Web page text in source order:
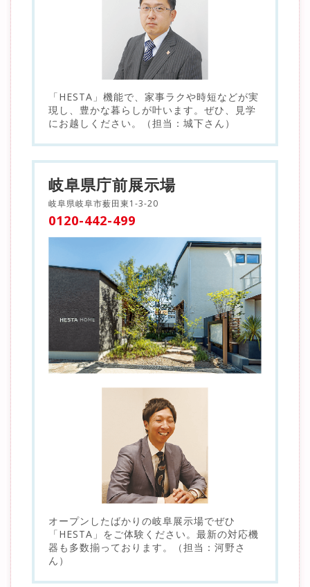
「HESTA」機能で、家事ラクや時短などが実
現し、豊かな暮らしが叶います。ぜひ、見学
にお越しください。（担当：城下さん）
岐阜県庁前展示場
岐阜県岐阜市薮田東1-3-20
0120-442-499
オープンしたばかりの岐阜展示場でぜひ
「HESTA」をご体験ください。最新の対応機
器も多数揃っております。（担当：河野さ
ん）